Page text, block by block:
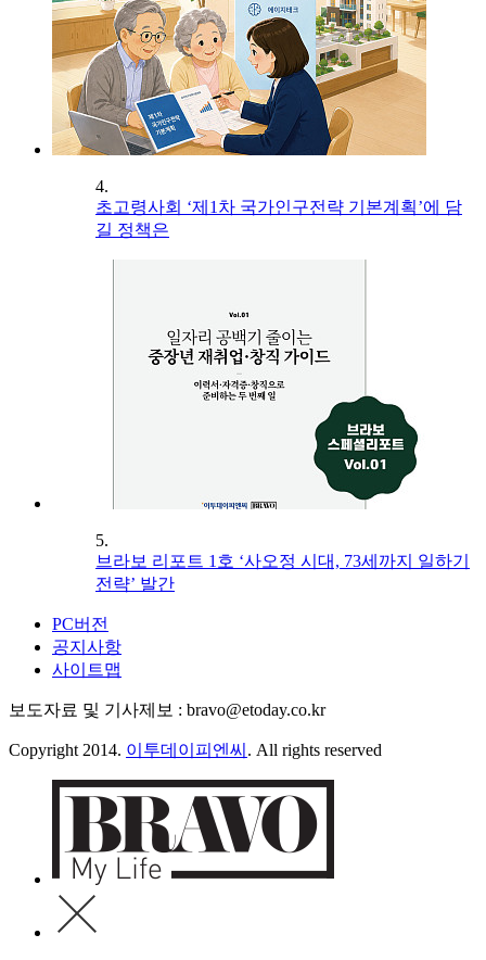
4.
초고령사회 ‘제1차 국가인구전략 기본계획’에 담
길 정책은
5.
브라보 리포트 1호 ‘사오정 시대, 73세까지 일하기
전략’ 발간
PC버전
공지사항
사이트맵
보도자료 및 기사제보 : bravo@etoday.co.kr
Copyright 2014. 이투데이피엔씨 . All rights reserved